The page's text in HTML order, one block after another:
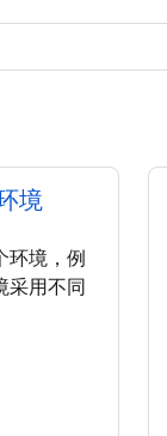
境
环境，例
采用不同